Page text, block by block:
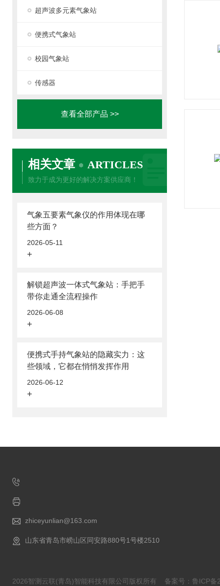
超声波多元素气象站
便携式气象站
校园气象站
传感器
查看全部产品 >>
相关文章 ARTICLES
致力于成为更好的解决方案供应商！
气象五要素气象仪的作用体现在哪
些方面？
2026-05-11
+
解锁超声波一体式气象站：手把手
带你走通全流程操作
2026-06-08
+
便携式手持气象站的隐藏实力：这
些领域，它都在悄悄发挥作用
2026-06-12
+
zhiceyunlian@163.com
山东省青岛市崂山区同安路880号1号楼2510
2026智测云联(青岛)智能科技有限公司版权所有 备案号：鲁ICP